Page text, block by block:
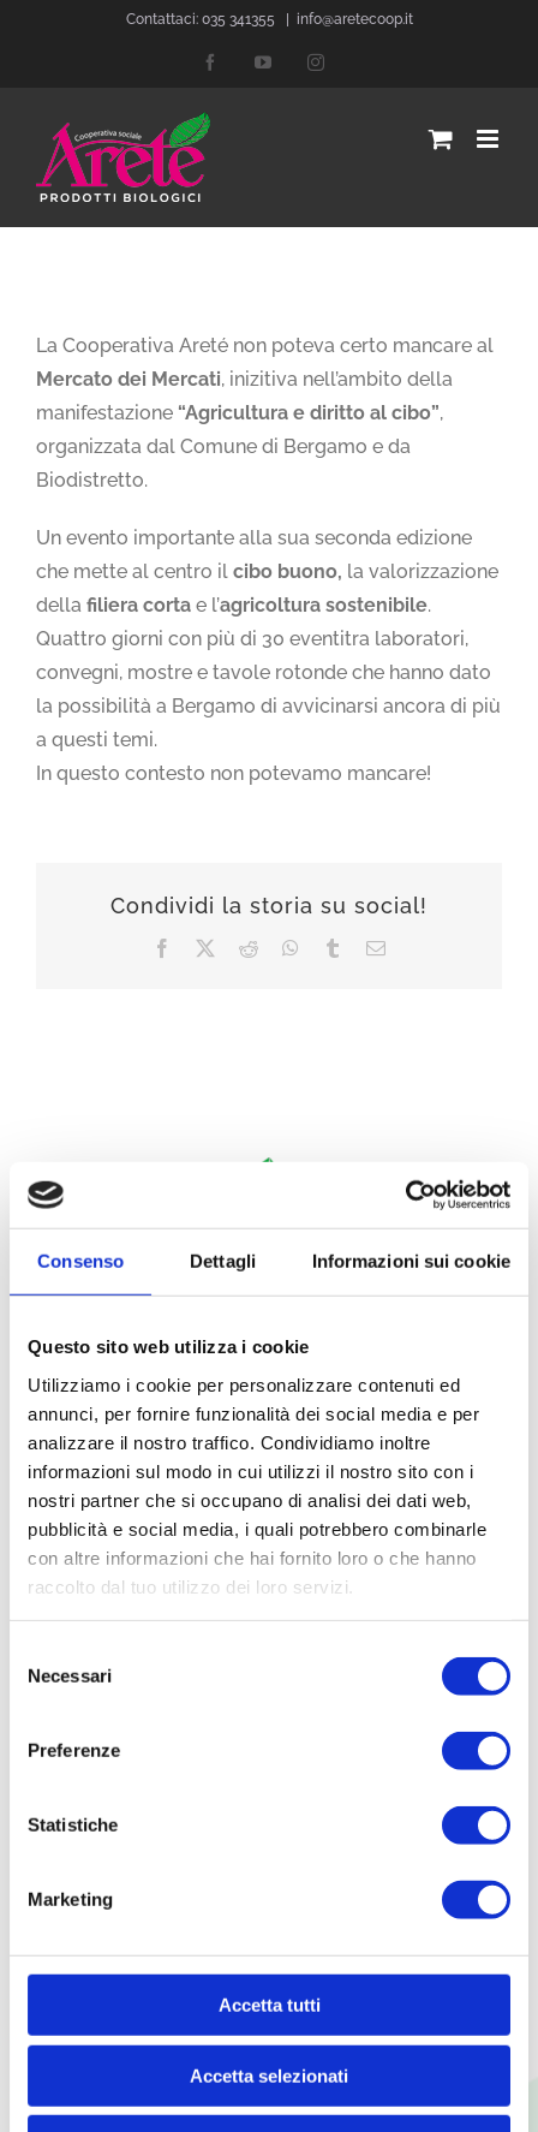
Consenso Dettagli Informazioni sui cookie
Questo sito web utilizza i cookie
Utilizziamo i cookie per personalizzare contenuti ed
annunci, per fornire funzionalità dei social media e per
analizzare il nostro traffico. Condividiamo inoltre
informazioni sul modo in cui utilizzi il nostro sito con i
nostri partner che si occupano di analisi dei dati web,
pubblicità e social media, i quali potrebbero combinarle
con altre informazioni che hai fornito loro o che hanno
raccolto dal tuo utilizzo dei loro servizi.
delNecessari
Preferenze
Statistiche
Marketing
Accetta tutti
Accetta selezionati
Contattaci: 035 341355 info@aretecoop.it
FacebookYouTubeInstagram
immagine
La Cooperativa Areté non poteva certo mancare al
Mercato dei Mercati, inizitiva nell’ambito della
manifestazione “Agricultura e diritto al cibo”,
organizzata dal Comune di Bergamo e da
Biodistretto.
Un evento importante alla sua seconda edizione
che mette al centro il cibo buono, la valorizzazione
della filiera corta e l’agricoltura sostenibile.
Quattro giorni con più di 30 eventitra laboratori,
convegni, mostre e tavole rotonde che hanno dato
la possibilità a Bergamo di avvicinarsi ancora di più
a questi temi.
In questo contesto non potevamo mancare!
Condividi la storia su social!
Facebook Reddit WhatsApp
TumblrEmail
CHI SIAMO
La storia di Aretè
La filosofia di Aretè
L'azione sociale di Aretè
La scelta del biologico
La multifunzionalità in Aretè
ECOMMERCE
Account
Pagamento e spedizioni
COSA FACCIAMO